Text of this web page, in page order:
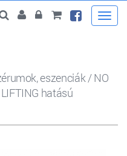
eszenciák/NO
hatású